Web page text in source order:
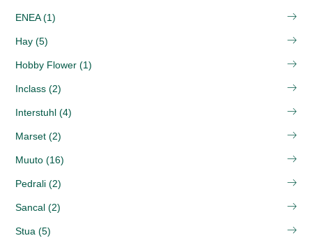
ENEA (1)
Hay (5)
Hobby Flower (1)
Inclass (2)
Interstuhl (4)
Marset (2)
Muuto (16)
Pedrali (2)
Sancal (2)
Stua (5)